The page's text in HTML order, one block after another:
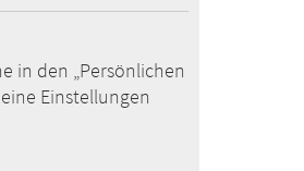
in den „Persönlichen
Einstellungen